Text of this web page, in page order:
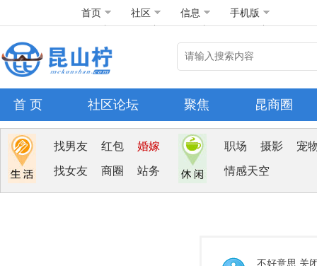
首页 社区 信息 手机版
首 页 社区论坛 聚焦 昆商圈
找男友 红包 婚嫁
找女友 商圈 站务
职场 摄影 宠
情感天空
不好意思 关